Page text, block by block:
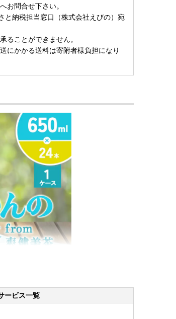
お問合せ下さい。
納税担当窓口（株式会社えびの）宛
ることができません。
にかかる送料は寄附者様負担になり
ービス一覧